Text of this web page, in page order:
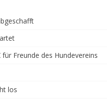
Freunde des Hundevereins
los